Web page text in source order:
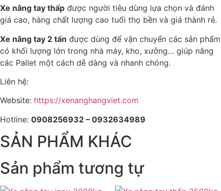
Xe nâng tay thấp được người tiêu dùng lựa chọn và đánh
giá cao, hàng chất lượng cao tuổi thọ bền và giá thành rẻ.
Xe nâng tay 2 tấn được dùng để vận chuyển các sản phẩm
có khối lượng lớn trong nhà máy, kho, xưởng… giúp nâng
các Pallet một cách dễ dàng và nhanh chóng.
Liên hệ:
Website: https://xenanghangviet.com
Hotline: 0908256932 – 0932634989
SẢN PHẨM KHÁC
Sản phẩm tương tự